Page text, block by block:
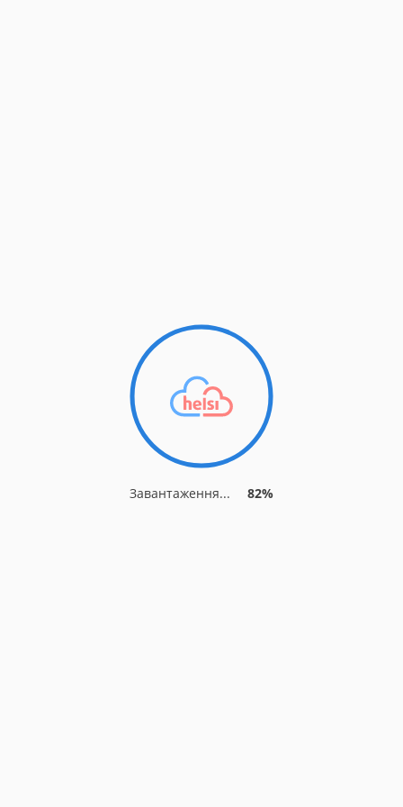
Завантаження... 82%